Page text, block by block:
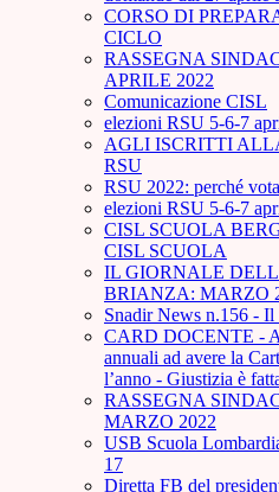
CORSO DI
CICLO
RASSEGNA
APRILE 2022
Comunicazione CISL
elezioni RSU 5-6-7
AGLI ISCRITTI
RSU
RSU 2022: perché
elezioni RSU 5-6-7
CISL SCUOLA
CISL SCUOLA
IL GIORNALE
BRIANZA: MARZO
Snadir News n.156 -
CARD DOCENTE -
annuali ad avere la
l’anno - Giustizia è
RASSEGNA
MARZO 2022
USB Scuola
17
Diretta FB del